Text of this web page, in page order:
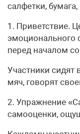
салфетки,
1. Приветствие.
эмоционального
перед началом
Участники сидят
мяч, говорят
2. Упражнение
самооценки,